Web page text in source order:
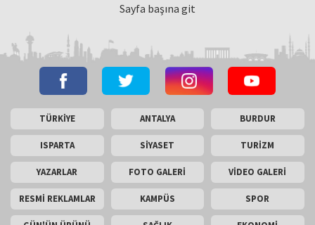
Sayfa başına git
TÜRKİYE ANTALYA BURDUR
ISPARTA SİYASET TURİZM
YAZARLAR FOTO GALERİ VİDEO GALERİ
RESMİ REKLAMLAR KAMPÜS SPOR